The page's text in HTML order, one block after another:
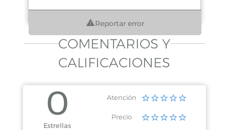
Reportar error
COMENTARIOS Y
CALIFICACIONES
0
Estrellas
Atención
Precio